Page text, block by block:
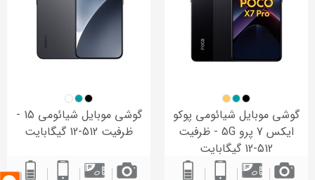
گوشی موبایل شیائومی پوکو
ایکس 7 پرو 5G - ظرفیت
512-12 گیگابایت
گوشی موبایل شیائومی 15 -
ظرفیت 512-12 گیگابایت